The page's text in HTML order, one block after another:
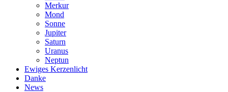
Merkur
Mond
Sonne
Jupiter
Saturn
Uranus
Neptun
Ewiges Kerzenlicht
Danke
News